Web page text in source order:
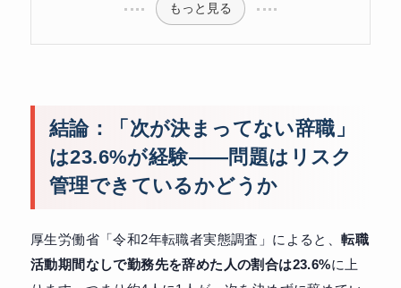
もっと見る
結論：「次が決まってない辞職」
は23.6%が経験——問題はリスク
管理できているかどうか
厚生労働省「令和2年転職者実態調査」によると、転職
活動期間なしで勤務先を辞めた人の割合は23.6%に上